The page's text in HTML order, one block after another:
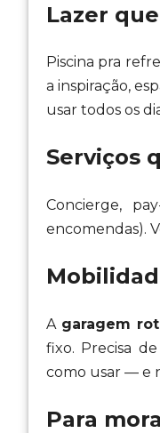
Lazer
Piscina pra
a inspiração,
usar todos os
Serviços
Concierge,
encomendas).
A garagem
fixo. Precisa
como usar — e
Para